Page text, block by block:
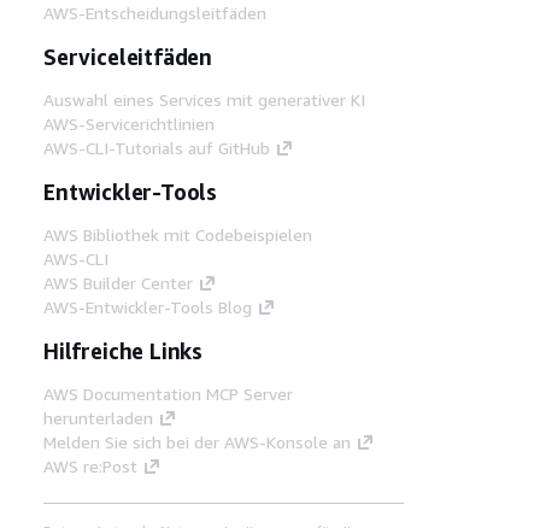
AWS-Entscheidungsleitfäden
Serviceleitfäden
Auswahl eines Services mit generativer KI
AWS-Servicerichtlinien
AWS-CLI-Tutorials auf GitHub
Entwickler-Tools
AWS Bibliothek mit Codebeispielen
AWS-CLI
AWS Builder Center
AWS-Entwickler-Tools Blog
Hilfreiche Links
AWS Documentation MCP Server
herunterladen
Melden Sie sich bei der AWS-Konsole an
AWS re:Post